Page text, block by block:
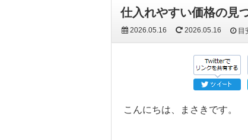
仕入れやすい価格の見
2026.05.16 2026.05.16 目
こんにちは、まさきです。